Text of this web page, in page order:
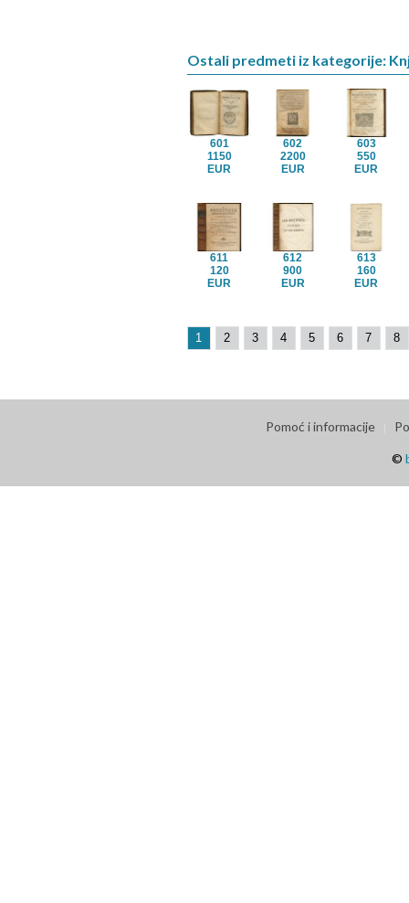
Ostali predmeti iz kategorije:
601
1150
EUR
602
2200
EUR
603
550
EUR
611
120
EUR
612
900
EUR
613
160
EUR
1 2 3 4 5 6 7 8
Pomoć i informacije
©